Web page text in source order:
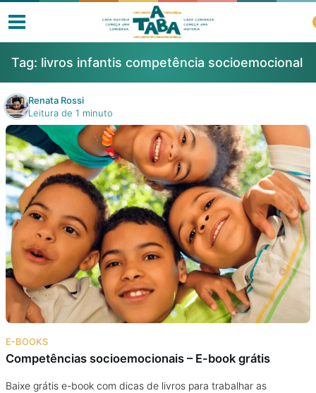
Livros
Resenhas
Clube de Leitores
Listas
Como ler?
Na escola
Na família
Tag: livros infantis competência socioemocional
Renata Rossi
Leitura de 1 minuto
E-BOOKS
Competências socioemocionais – E-book grátis
Baixe grátis e-book com dicas de livros para trabalhar as